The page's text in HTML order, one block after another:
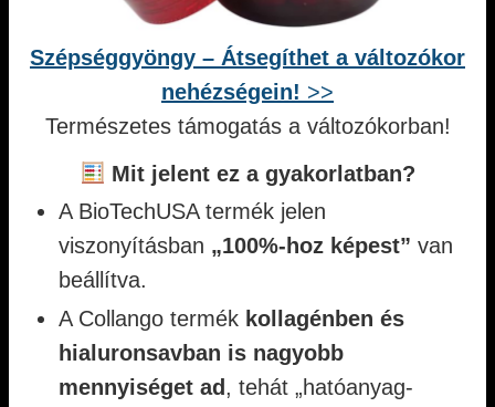
Szépséggyöngy – Átsegíthet a változókor
nehézségein! >>
Természetes támogatás a változókorban!
Mit jelent ez a gyakorlatban?
A BioTechUSA termék jelen
viszonyításban „100%-hoz képest” van
beállítva.
A Collango termék kollagénben és
hialuronsavban is nagyobb
mennyiséget ad , tehát „hatóanyag-